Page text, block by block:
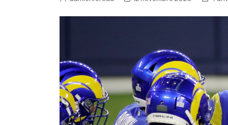
NFL – Power Rankings
Super Bowl LIX
Histoire et Légendes